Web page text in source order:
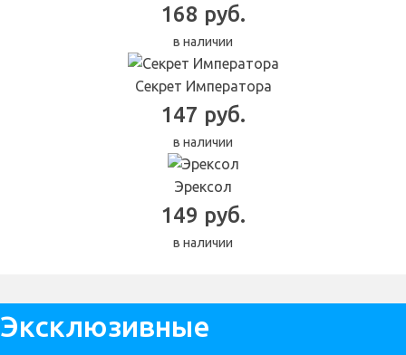
168 руб.
в наличии
Секрет Императора
147 руб.
в наличии
Эрексол
149 руб.
в наличии
Эксклюзивные